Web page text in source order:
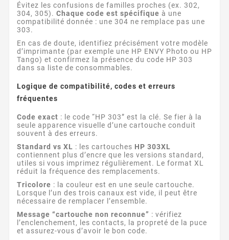
Évitez les confusions de familles proches (ex. 302,
304, 305). Chaque code est spécifique à une
compatibilité donnée : une 304 ne remplace pas une
303.
En cas de doute, identifiez précisément votre modèle
d’imprimante (par exemple une HP ENVY Photo ou HP
Tango) et confirmez la présence du code HP 303
dans sa liste de consommables.
Logique de compatibilité, codes et erreurs
fréquentes
Code exact : le code “HP 303” est la clé. Se fier à la
seule apparence visuelle d’une cartouche conduit
souvent à des erreurs.
Standard vs XL : les cartouches HP 303XL
contiennent plus d’encre que les versions standard,
utiles si vous imprimez régulièrement. Le format XL
réduit la fréquence des remplacements.
Tricolore : la couleur est en une seule cartouche.
Lorsque l’un des trois canaux est vide, il peut être
nécessaire de remplacer l’ensemble.
Message “cartouche non reconnue” : vérifiez
l’enclenchement, les contacts, la propreté de la puce
et assurez-vous d’avoir le bon code.